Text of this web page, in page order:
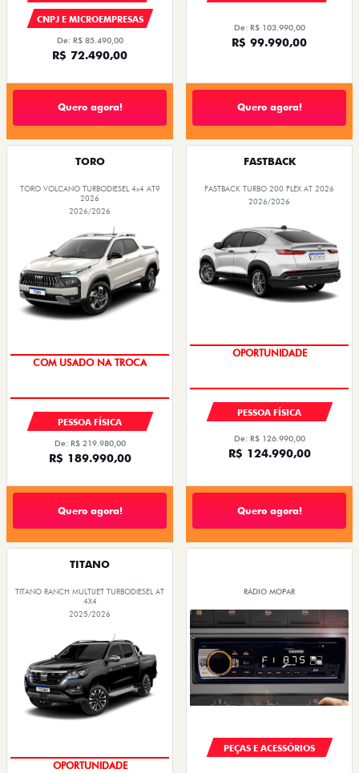
CNPJ E MICROEMPRESAS
De: R$ 85.490,00
R$ 72.490,00
Quero agora!
De: R$ 103.990,00
R$ 99.990,00
Quero agora!
TORO
TORO VOLCANO TURBODIESEL 4x4 AT9
2026
2026/2026
TAXA 0,99%
PESSOA FÍSICA
De: R$ 219.980,00
R$ 189.990,00
Quero agora!
FASTBACK
FASTBACK TURBO 200 FLEX AT 2026
2026/2026
TAXA 0,99%
PESSOA FÍSICA
De: R$ 126.990,00
R$ 124.990,00
Quero agora!
TITANO
TITANO RANCH MULTIJET TURBODIESEL AT
4X4
2025/2026
OPORTUNIDADE
RÁDIO MOPAR
PEÇAS E ACESSÓRIOS